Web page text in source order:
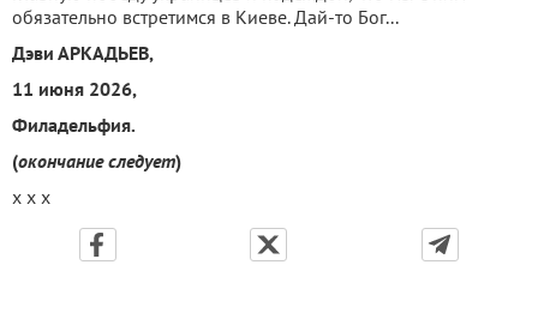
обязательно встретимся в Киеве. Дай-то Бог...
Дэви АРКАДЬЕВ,
11 июня 2026,
Филадельфия.
(окончание следует)
х х х